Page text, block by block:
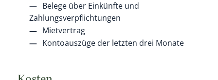
Belege über Einkünfte und
Zahlungsverpflichtungen
Mietvertrag
Kontoauszüge der letzten drei Monate